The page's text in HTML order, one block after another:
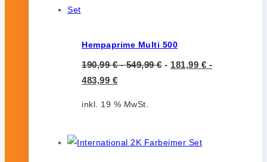
Hempaprime Multi 500
190,99€-549,99€- 181,99 € -
483,99 €
inkl. 19 % MwSt.